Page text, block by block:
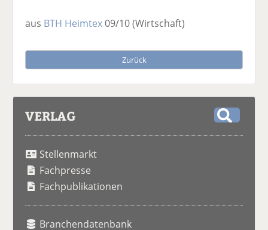
aus BTH Heimtex09/10(Wirtschaft)
Zurück
VERLAG
Stellenmarkt
Fachpresse
Fachpublikationen
Branchendatenbank